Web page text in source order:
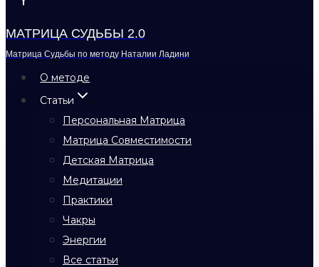
МАТРИЦА СУДЬБЫ 2.0
Матрица Судьбы по методу Наталии Ладини
О методе
Статьи
Персональная Матрица
Матрица Совместимости
Детская Матрица
Медитации
Практики
Чакры
Энергии
Все статьи